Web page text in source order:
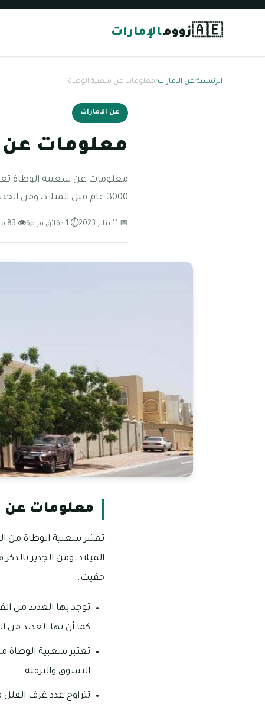
🇦🇪زوومالإمارات
الرئيسية/عن الامارات/معلومات عن شعبية الوطاة
عن الامارات
معلومات عن
معلومات عن شعبية الوطاة
3000 عام قبل الميلاد، ومن الجدير بالذكر هو
📅 11 يناير 2023 ⏱ 1 دقائق قراءة 👁 83 مشاهدة
معلومات عن
الميلاد، ومن الجدير
حفيت.
كما أن بها العديد من
تعتبر شعبية الوطاة
التسوق والترفيه.